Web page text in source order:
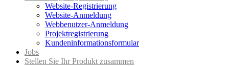
Website-Registrierung
Website-Anmeldung
Webbenutzer-Anmeldung
Projektregistrierung
Kundeninformationsformular
Jobs
Stellen Sie Ihr Produkt zusammen